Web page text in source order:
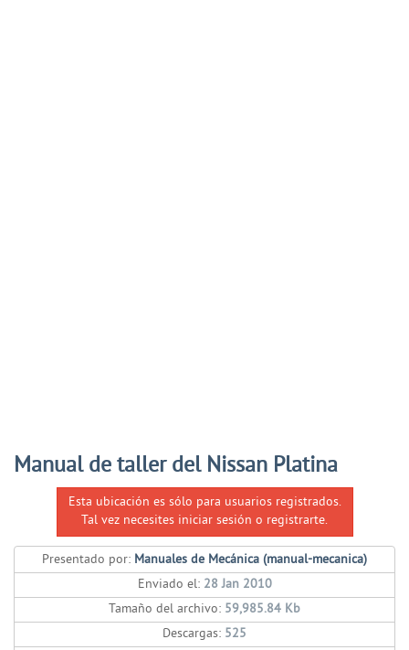
Manual de taller del Nissan Platina
Esta ubicación es sólo para usuarios registrados.
Tal vez necesites iniciar sesión o registrarte.
Presentado por: Manuales de Mecánica (manual-mecanica)
Enviado el: 28 Jan 2010
Tamaño del archivo: 59,985.84 Kb
Descargas: 525